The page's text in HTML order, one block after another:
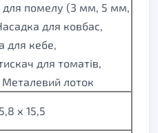
для помелу (3 мм, 5 мм,
для ковбас,
для кебе,
для томатів,
Металевий лоток
х 15,5